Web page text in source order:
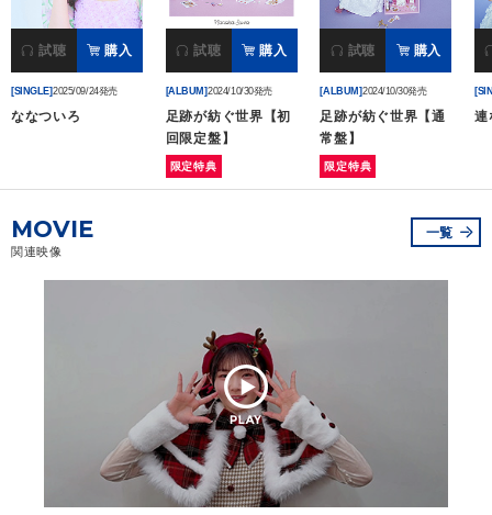
試聴 購入
[SINGLE]2025/09/24発売
ななついろ
試聴 購入
[ALBUM]2024/10/30発売
足跡が紡ぐ世界【初
回限定盤】
限定特典
試聴 購入
[ALBUM]2024/10/30発売
足跡が紡ぐ世界【通
常盤】
限定特典
連
MOVIE
関連映像
一覧